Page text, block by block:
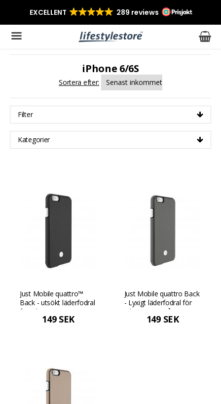
Produkten har blivit tillagd i varukorgen
iPhone 6/6S
Sortera efter:
Filter
Kategorier
Just Mobile quattro™
Back - utsökt läderfodral
för iPhone 6s - Svart
149 SEK
Just Mobile quattro Back
- Lyxigt läderfodral för
iPhone 6s - Grå
149 SEK